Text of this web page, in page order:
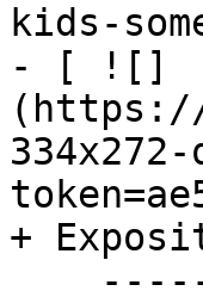
kids-
- [ ![]
(https://
+